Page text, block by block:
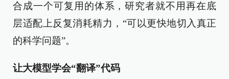
合成一个可复用的体系，研究者就不用再在底
层适配上反复消耗精力，“可以更快地切入真正
的科学问题”。
让大模型学会“翻译”代码